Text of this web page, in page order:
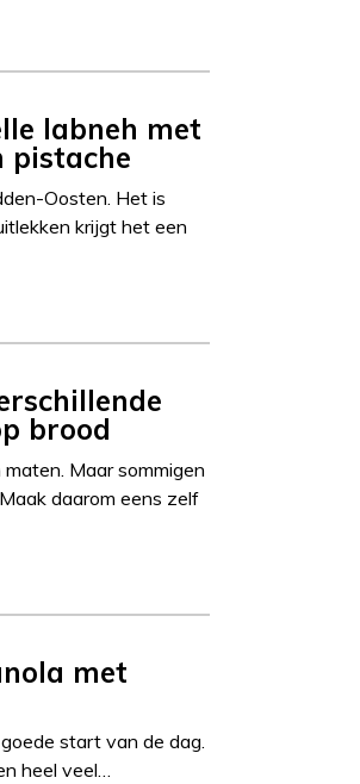
labneh met
pistache
Oosten. Het is
krijgt het een
brood
Maar sommigen
daarom eens zelf
met
start van de dag.
heel veel…